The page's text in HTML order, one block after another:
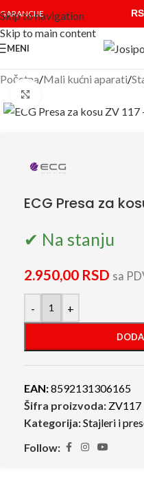
Skip to navigation
Skip to main content
GARANCIJE
MENI
Početna/Mali kućni aparati/
ECG Presa za
✔ Na stanju
2.950,00 RSD sa
- +
EAN:8592131306165
Šifra proizvoda: ZV117
Kategorija:Stajleri i
Follow: